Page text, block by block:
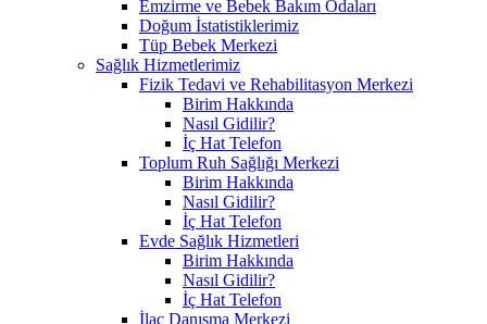
Emzirme ve Bebek Bakım Odaları
Doğum İstatistiklerimiz
Tüp Bebek Merkezi
Sağlık Hizmetlerimiz
Fizik Tedavi ve Rehabilitasyon Merkezi
Birim Hakkında
Nasıl Gidilir?
İç Hat Telefon
Toplum Ruh Sağlığı Merkezi
Birim Hakkında
Nasıl Gidilir?
İç Hat Telefon
Evde Sağlık Hizmetleri
Birim Hakkında
Nasıl Gidilir?
İç Hat Telefon
İlaç Danışma Merkezi